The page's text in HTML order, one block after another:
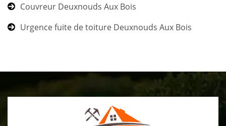
Couvreur Deuxnouds Aux Bois
Urgence fuite de toiture Deuxnouds Aux Bois